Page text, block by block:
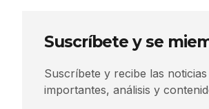
Suscríbete y se
Suscríbete y recibe las noticias
importantes, análisis y